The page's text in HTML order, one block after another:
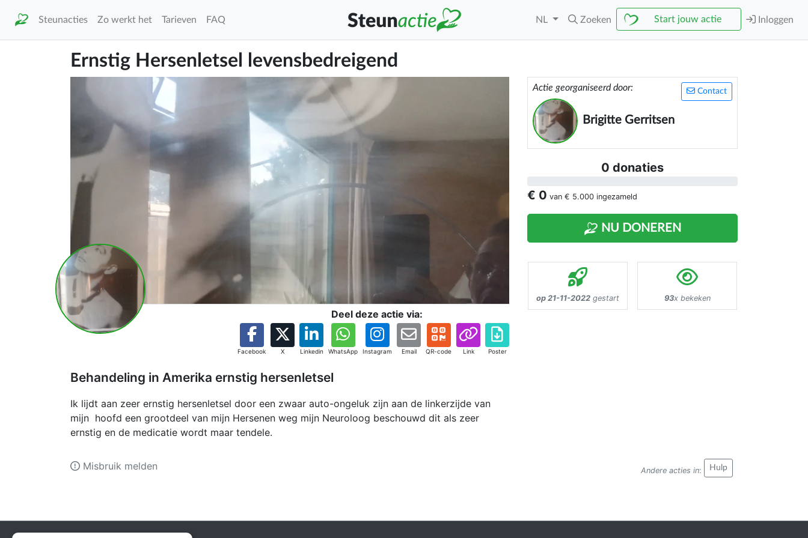
Steunacties Zo werkt het Tarieven FAQ NL Zoeken Start jouw actie Inloggen
Ernstig Hersenletsel levensbedreigend
Deel deze actie via:
Facebook X Linkedin WhatsApp Instagram Email QR-code Link Poster
Behandeling in Amerika ernstig hersenletsel
Ik lijdt aan zeer ernstig hersenletsel door een zwaar auto-ongeluk zijn aan de linkerzijde van
mijn hoofd een grootdeel van mijn Hersenen weg mijn Neuroloog beschouwd dit als zeer
ernstig en de medicatie wordt maar tendele.
Contact
Actie georganiseerd door:
Brigitte Gerritsen
0 donaties
€ 0 van € 5.000 ingezameld
NU DONEREN
op 21-11-2022 gestart 93x bekeken
Andere acties in: Hulp
Misbruik melden